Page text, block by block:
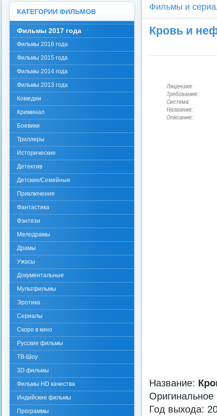
Фильмы и
Кровь и
Название:
Год выхода:
КАТЕГОРИИ ФИЛЬМОВ
Фильмы 2017 года
Фильмы 2016 года
Фильмы 2015 года
Фильмы 2014 года
Фильмы 2013 года
Комедии
Криминал
Боевики
Триллеры
Исторические
Детектив
Детские/Семейные
Приключения
Фантастика
Фэнтези
Мелодрамы
Драмы
Ужасы
Документальные
Мультфильмы
Эротика
Сериалы
Скоро в кино
Русские фильмы
ТВ-Шоу
3D фильмы
Фильмы HD качества
Индийские фильмы
Программы